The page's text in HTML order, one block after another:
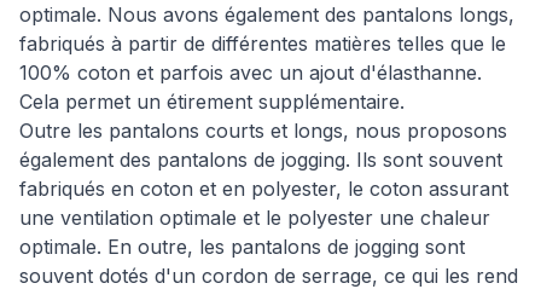
optimale. Nous avons également des pantalons longs,
fabriqués à partir de différentes matières telles que le
100% coton et parfois avec un ajout d'élasthanne.
Cela permet un étirement supplémentaire.
Outre les pantalons courts et longs, nous proposons
également des pantalons de jogging. Ils sont souvent
fabriqués en coton et en polyester, le coton assurant
une ventilation optimale et le polyester une chaleur
optimale. En outre, les pantalons de jogging sont
souvent dotés d'un cordon de serrage, ce qui les rend